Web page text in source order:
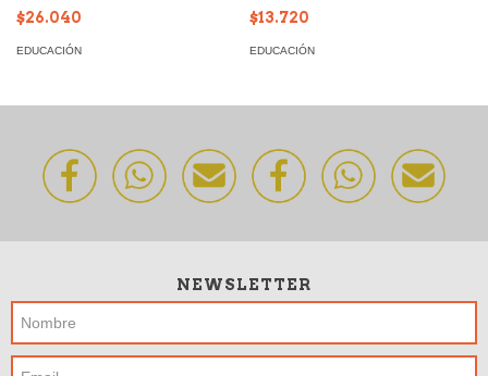
$26.040
EDUCACIÓN
$13.720
EDUCACIÓN
NEWSLETTER